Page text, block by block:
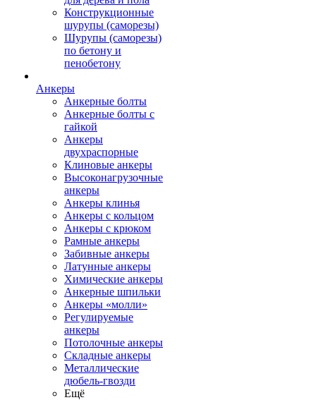
Конструкционные
шурупы (саморезы)
Шурупы (саморезы)
по бетону и
пенобетону
Анкеры
Анкерные болты
Анкерные болты с
гайкой
Анкеры
двухраспорные
Клиновые анкеры
Высоконагрузочные
анкеры
Анкеры клинья
Анкеры с кольцом
Анкеры с крюком
Рамные анкеры
Забивные анкеры
Латунные анкеры
Химические анкеры
Анкерные шпильки
Анкеры «молли»
Регулируемые
анкеры
Потолочные анкеры
Складные анкеры
Металлические
дюбель-гвозди
Ещё